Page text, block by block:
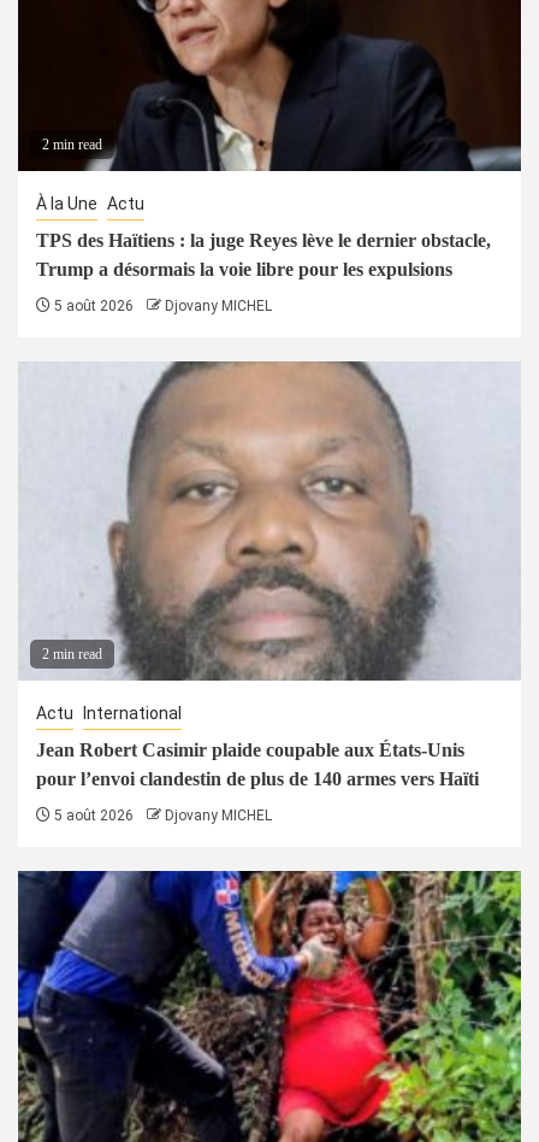
2 min read
À la Une Actu
TPS des Haïtiens : la juge Reyes lève le dernier obstacle,
Trump a désormais la voie libre pour les expulsions
5 août 2026 Djovany MICHEL
2 min read
Actu International
Jean Robert Casimir plaide coupable aux États-Unis
pour l’envoi clandestin de plus de 140 armes vers Haïti
5 août 2026 Djovany MICHEL